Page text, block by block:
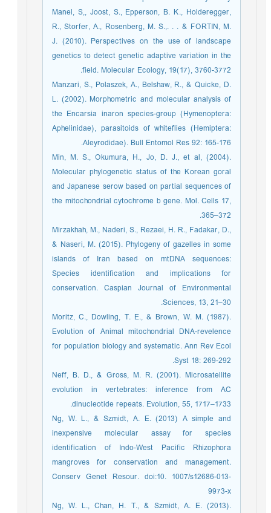
Manel, S,, Joost, S., Epperson, B. K., Holderegger,
R., Storfer, A., Rosenberg, M. S.,. . . & FORTIN, M.
J. (2010). Perspectives on the use of landscape
genetics to detect genetic adaptive variation in the
field. Molecular Ecology, 19(17), 3760-3772.
Manzari, S., Polaszek, A., Belshaw, R., & Quicke, D.
L. (2002). Morphometric and molecular analysis of
the Encarsia inaron species-group (Hymenoptera:
Aphelinidae), parasitoids of whiteflies (Hemiptera:
Aleyrodidae). Bull Entomol Res 92: 165-176.
Min, M. S., Okumura, H., Jo, D. J., et al, (2004).
Molecular phylogenetic status of the Korean goral
and Japanese serow based on partial sequences of
the mitochondrial cytochrome b gene. Mol. Cells 17,
365–372.
Mirzakhah, M., Naderi, S., Rezaei, H. R., Fadakar, D.,
& Naseri, M. (2015). Phylogeny of gazelles in some
islands of Iran based on mtDNA sequences:
Species identification and implications for
conservation. Caspian Journal of Environmental
Sciences, 13, 21–30.
Moritz, C., Dowling, T. E., & Brown, W. M. (1987).
Evolution of Animal mitochondrial DNA-revelence
for population biology and systematic. Ann Rev Ecol
Syst 18: 269-292.
Neff, B. D., & Gross, M. R. (2001). Microsatellite
evolution in vertebrates: inference from AC
dinucleotide repeats. Evolution, 55, 1717–1733.
Ng, W. L., & Szmidt, A. E. (2013) A simple and
inexpensive molecular assay for species
identification of Indo-West Pacific Rhizophora
mangroves for conservation and management.
Conserv Genet Resour. doi:10. 1007/s12686-013-
9973-x
Ng, W. L., Chan, H. T., & Szmidt, A. E. (2013).